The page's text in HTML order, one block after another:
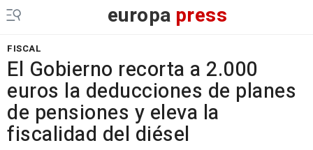
europa press
FISCAL
El Gobierno recorta a 2.000
euros la deducciones de planes
de pensiones y eleva la
fiscalidad del diésel